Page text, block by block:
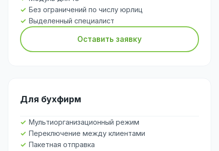
Без ограничений по числу юрлиц
Выделенный специалист
Оставить заявку
Для бухфирм
Мультиорганизационный режим
Переключение между клиентами
Пакетная отправка